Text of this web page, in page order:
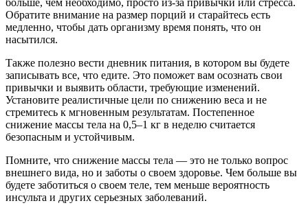
больше, чем необходимо, просто из-за привычки или стресса.
Обратите внимание на размер порций и старайтесь есть
медленно, чтобы дать организму время понять, что он
насытился.
Также полезно вести дневник питания, в котором вы будете
записывать все, что едите. Это поможет вам осознать свои
привычки и выявить области, требующие изменений.
Установите реалистичные цели по снижению веса и не
стремитесь к мгновенным результатам. Постепенное
снижение массы тела на 0,5–1 кг в неделю считается
безопасным и устойчивым.
Помните, что снижение массы тела — это не только вопрос
внешнего вида, но и заботы о своем здоровье. Чем больше вы
будете заботиться о своем теле, тем меньше вероятность
инсульта и других серьезных заболеваний.